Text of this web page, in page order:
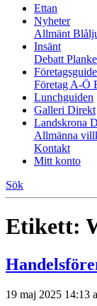
Ettan
Nyheter
Allmänt
Insänt
Debatt
Företag A-Ö
Lunchguiden
Galleri Direkt
Landskrona
Allmänna
Kontakt
Mitt konto
Sök
Etikett:
19 maj 2025 14:13